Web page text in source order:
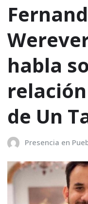
habla
de Un
Presencia en